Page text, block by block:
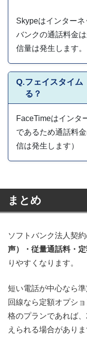
Skypeはインター
バンクの通話料金
信量は発生します。
Q.フェイスタイム
る？
FaceTimeはインタ
であるため通話料
信は発生します）
まとめ
ソフトバンク法人契約
声）・従量通話料・
りやすくなります。
短い電話が中心なら
回線なら定額オプシ
格のプランであれば
えられる場合がありま